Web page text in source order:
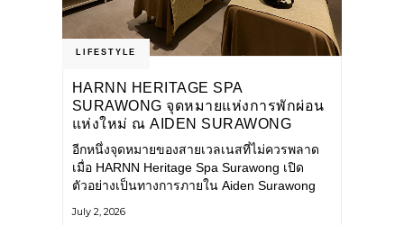
LIFESTYLE
HARNN HERITAGE SPA
SURAWONG จุดหมายแห่งการพักผ่อน
แห่งใหม่ ณ AIDEN SURAWONG
BANGKOK
อีกหนึ่งจุดหมายของสายเวลเนสที่ไม่ควรพลาด
เมื่อ HARNN Heritage Spa Surawong เปิด
ตัวอย่างเป็นทางการภายใน Aiden Surawong
ของเมืองใหญ่ มาสัมผัสประสบการณ์การพักผ่อน
July 2, 2026